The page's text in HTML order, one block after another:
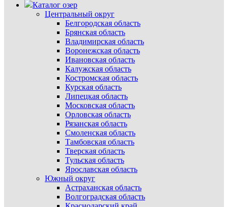
Каталог озер
Центральный округ
Белгородская область
Брянская область
Владимирская область
Воронежская область
Ивановская область
Калужская область
Костромская область
Курская область
Липецкая область
Московская область
Орловская область
Рязанская область
Смоленская область
Тамбовская область
Тверская область
Тульская область
Ярославская область
Южный округ
Астраханская область
Волгоградская область